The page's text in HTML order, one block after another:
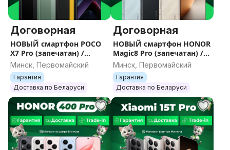
Договорная
НОВЫЙ смартфон POCO
X7 Pro (запечатан) /
Гарантия / Все цвета /
Память
Минск, Первомайский
Гарантия
Доставка по Беларуси
Договорная
НОВЫЙ смартфон HONOR
Magic8 Pro (запечатан) /
Гарантия / Все цвета /
Память
Минск, Первомайский
Гарантия
Доставка по Беларуси